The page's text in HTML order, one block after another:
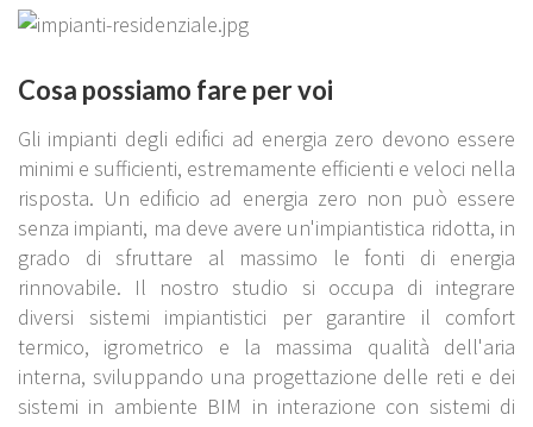
Cosa possiamo fare per voi
Gli impianti degli edifici ad energia zero devono essere
minimi e sufficienti, estremamente efficienti e veloci nella
risposta. Un edificio ad energia zero non può essere
senza impianti, ma deve avere un'impiantistica ridotta, in
grado di sfruttare al massimo le fonti di energia
rinnovabile. Il nostro studio si occupa di integrare
diversi sistemi impiantistici per garantire il comfort
termico, igrometrico e la massima qualità dell'aria
interna, sviluppando una progettazione delle reti e dei
sistemi in ambiente BIM in interazione con sistemi di